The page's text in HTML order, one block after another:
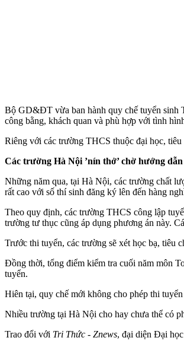
Bộ GD&ĐT vừa ban hành quy chế tuyển sinh
công bằng, khách quan và phù hợp với tình
Riêng với các trường THCS thuộc đại học,
Các trường Hà Nội ’nín thở’ chờ hướng dẫn
Những năm qua, tại Hà Nội, các trường chất
rất cao với số thí sinh đăng ký lên đến hàng
Theo quy định, các trường THCS công lập
trường tư thục cũng áp dụng phương án này.
Trước thi tuyển, các trường sẽ xét học bạ, tiêu
Đồng thời, tổng điểm kiểm tra cuối năm môn
tuyển.
Hiên tại, quy chế mới không cho phép thi
Nhiều trường tại Hà Nội cho hay chưa thể có
Trao đổi với Tri Thức - Znews, đại diện Đại